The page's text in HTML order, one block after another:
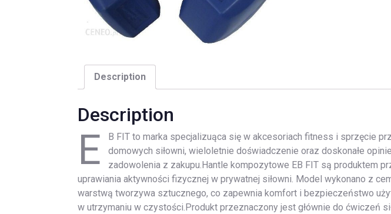
Description
Description
E
B FIT to marka specjalizuąca się w akcesoriach fitness i sprzęcie
domowych siłowni, wieloletnie doświadczenie oraz doskonałe
zadowolenia z zakupu.Hantle kompozytowe EB FIT są produktem
uprawiania aktywności fizycznej w prywatnej siłowni. Model wykonano z
warstwą tworzywa sztucznego, co zapewnia komfort i bezpieczeństwo
w utrzymaniu w czystości.Produkt przeznaczony jest głównie do ćwiczeń